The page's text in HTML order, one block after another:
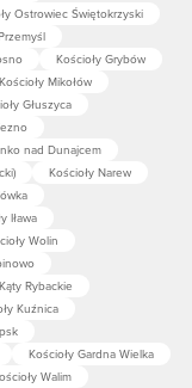
Ostrowiec Świętokrzyski
Kościoły Grybów
Kościoły Mikołów
Głuszyca
nad Dunajcem
Kościoły Narew
Iława
Wolin
Rybackie
Kuźnica
Kościoły Gardna Wielka
Walim